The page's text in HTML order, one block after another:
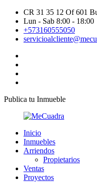
CR 31 35 12 Of 601
Lun - Sab 8:00 - 18:00
+573160555050
Publica tu Inmueble
Inicio
Inmuebles
Arriendos
Propietarios
Ventas
Proyectos